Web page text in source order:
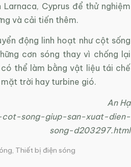
Cyprus để thử nghiệm
và cải tiến thêm.
động linh hoạt như cột sống
cơn sóng thay vì chống lại
thể làm bằng vật liệu tái chế
trời hay turbine gió.
An Hạ
song-giup-san-xuat-dien-
song-d203297.html
, Thiết bị điện sóng